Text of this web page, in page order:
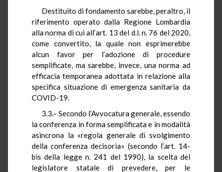
Destituito di fondamento sarebbe, peraltro, il
riferimento operato dalla Regione Lombardia
alla norma di cui all’art. 13 del d.l. n. 76 del 2020,
come convertito, la quale non esprimerebbe
alcun favor per l’adozione di procedure
semplificate, ma sarebbe, invece, una norma ad
efficacia temporanea adottata in relazione alla
specifica situazione di emergenza sanitaria da
COVID-19.
3.3.– Secondo l’Avvocatura generale, essendo
la conferenza in forma semplificata e in modalità
asincrona la «regola generale di svolgimento
della conferenza decisoria» (secondo l’art. 14-
bis della legge n. 241 del 1990), la scelta del
legislatore statale di prevedere, per le